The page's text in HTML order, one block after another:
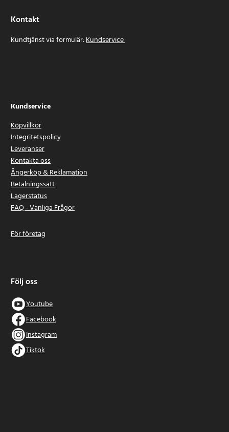
Kontakt
Kundtjänst via formulär:Kundservice
Kundservice
Köpvillkor
Integritetspolicy
Leveranser
Kontakta oss
Ångerköp & Reklamation
Betalningssätt
Lagerstatus
FAQ - Vanliga Frågor
För företag
Följ oss
Youtube
Facebook
Instagram
Tiktok